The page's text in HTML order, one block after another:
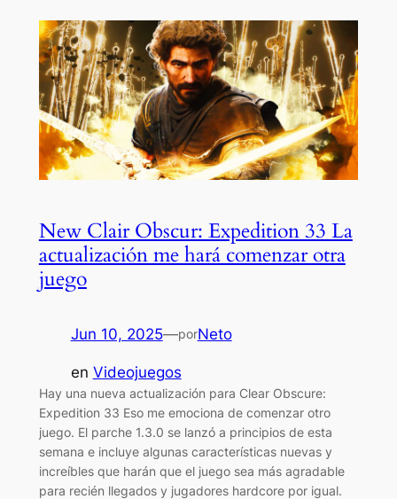
New Clair Obscur: Expedition 33 La
actualización me hará comenzar otra
juego
Jun 10, 2025—porNeto
en Videojuegos
Hay una nueva actualización para Clear Obscure:
Expedition 33 Eso me emociona de comenzar otro
juego. El parche 1.3.0 se lanzó a principios de esta
semana e incluye algunas características nuevas y
increíbles que harán que el juego sea más agradable
para recién llegados y jugadores hardcore por igual.